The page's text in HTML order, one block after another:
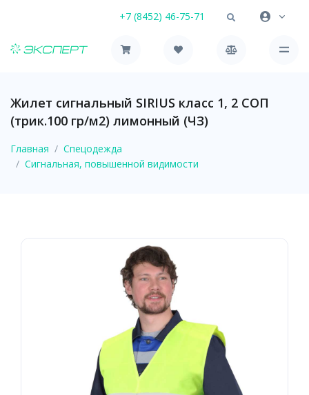
+7 (8452) 46-75-71
Жилет сигнальный SIRIUS класс 1, 2 СОП
(трик.100 гр/м2) лимонный (ЧЗ)
Главная
Спецодежда
Сигнальная, повышенной видимости